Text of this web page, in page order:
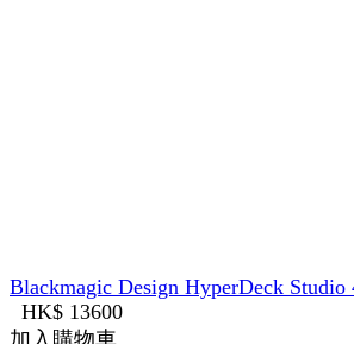
Blackmagic Design HyperDeck Studio
HK$ 13600
加入購物車